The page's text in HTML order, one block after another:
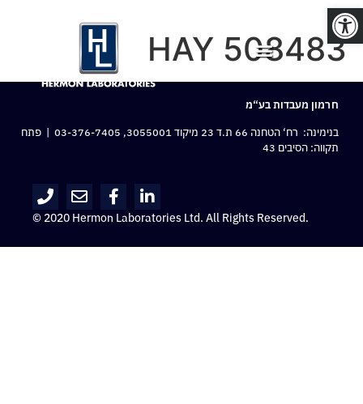
פתח סרגל נגישות
HAY 508483
חרמון מעבדות בע“מ
בנימינה: רח‘ הטחנה 66 ת.ד 23 מיקוד 3055001,
03-376-7405 | פתח
תקווה: הסיבים 43
© 2020 Hermon Laboratories Ltd. All Rights Reserved.